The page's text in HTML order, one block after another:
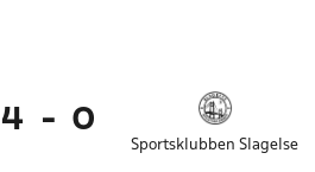
4 - 0
Sportsklubben Slagelse